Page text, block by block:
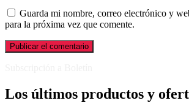
Guarda mi nombre, correo electrónico y
para la próxima vez que comente.
Los últimos productos y